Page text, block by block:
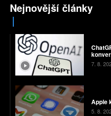
Nejnovější články
7. 8.
Apple
5. 8.